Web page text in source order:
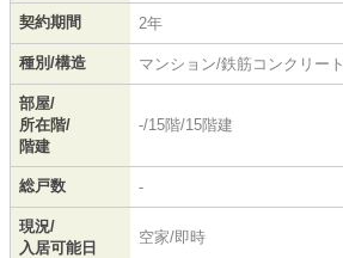
契約期間 2年
種別/構造 マンション/鉄筋コンクリート
部屋/
所在階/
階建
-/15階/15階建
総戸数 -
現況/
入居可能日
空家/即時